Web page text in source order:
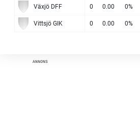
Växjö DFF 0 0.00 0%
Vittsjö GIK 0 0.00 0%
Växjö DFF
Vittsjö GIK
ANNONS